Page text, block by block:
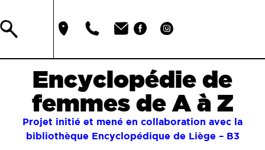
Encyclopédie de
femmes de A à Z
Projet initié et mené en collaboration avec la
bibliothèque Encyclopédique de Liège – B3